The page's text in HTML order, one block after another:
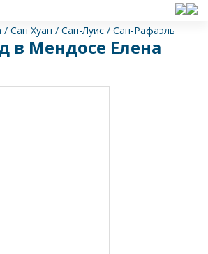
/ Сан Хуан / Сан-Луис / Сан-Рафаэль
в Мендосе Елена